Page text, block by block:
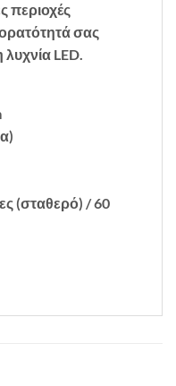
περιοχές
σας
LED.
(σταθερό) / 60